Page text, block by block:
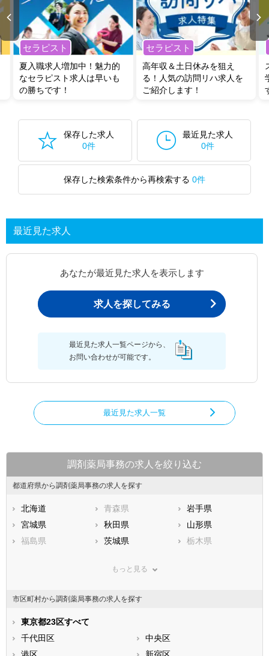
セラピスト
夏入職求人増加中！魅力的
なセラピスト求人は早いも
の勝ちです！
セラピスト
高年収＆土日休みを狙え
る！人気の訪問リハ求人を
ご紹介します！
保存した求人
0件
最近見た求人
0件
保存した検索条件から再検索する 0件
最近見た求人
あなたが最近見た求人を表示します
求人を探してみる
最近見た求人一覧ページから、
お問い合わせが可能です。
最近見た求人一覧
調剤薬局事務の求人を絞り込む
都道府県から調剤薬局事務の求人を探す
北海道 青森県
岩手県
宮城県
秋田県
山形県
福島県
茨城県
栃木県
神奈川県
石川県
福井県
静岡県
滋賀県
もっと見る
市区町村から調剤薬局事務の求人を探す
東京都23区すべて
千代田区
中央区